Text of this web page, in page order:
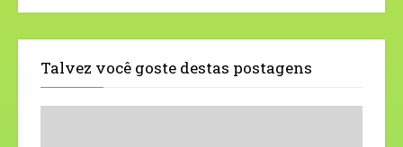
Talvez você goste destas postagens